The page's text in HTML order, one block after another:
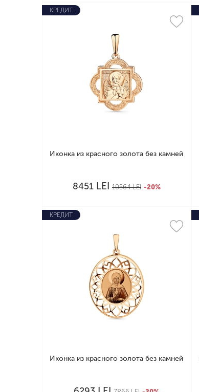
КРЕДИТ
Иконка из красного золота без камней
8451 LEI 10564LEI -20%
КРЕДИТ
Иконка из красного золота без камней